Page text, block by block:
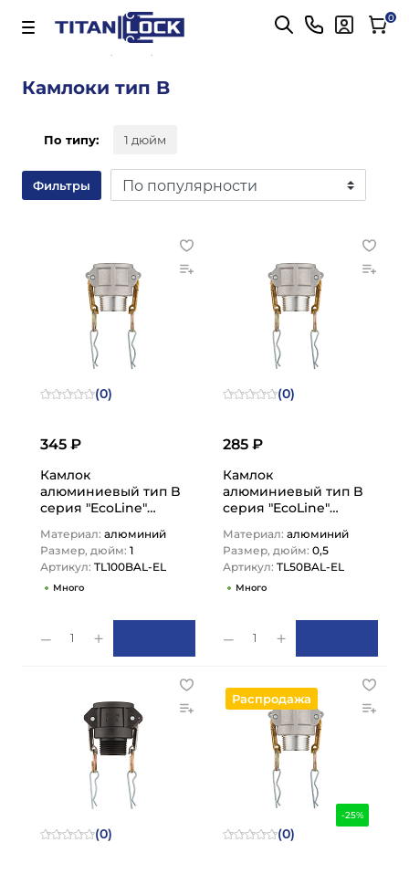
Важно! Для оплаты заказов Подробнее 0
Камлоки тип B
По типу: 1 дюйм
Фильтры
(0)
345 ₽
Камлок
алюминиевый тип B
серия "EcoLine"
резьба BSP 1",
TL100BAL-EL…
Материал: алюминий
Размер, дюйм: 1
Артикул: TL100BAL-EL
Много
1
(0)
285 ₽
Камлок
алюминиевый тип B
серия "EcoLine"
резьба BSP 1/2",
TL50BAL-EL…
Материал: алюминий
Размер, дюйм: 0,5
Артикул: TL50BAL-EL
Много
1
(0)
-25%
Распродажа
(0)